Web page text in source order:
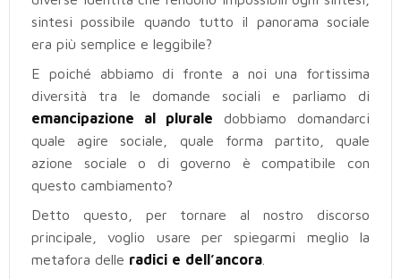
sintesi possibile quando tutto il panorama sociale
era più semplice e leggibile?
E poiché abbiamo di fronte a noi una fortissima
diversità tra le domande sociali e parliamo di
emancipazione al plurale dobbiamo domandarci
quale agire sociale, quale forma partito, quale
azione sociale o di governo è compatibile con
questo cambiamento?
Detto questo, per tornare al nostro discorso
principale, voglio usare per spiegarmi meglio la
metafora delle radici e dell’ancora